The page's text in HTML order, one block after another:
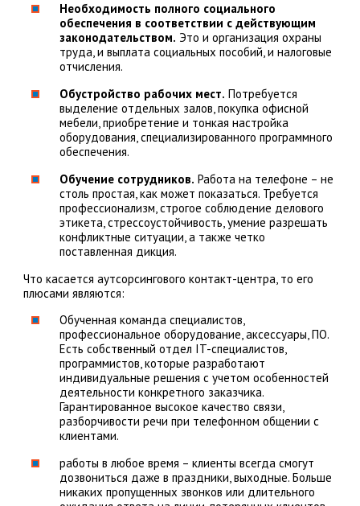
Необходимость полного социального
обеспечения в соответствии с действующим
законодательством. Это и организация охраны
труда, и выплата социальных пособий, и налоговые
отчисления.
Обустройство рабочих мест. Потребуется
выделение отдельных залов, покупка офисной
мебели, приобретение и тонкая настройка
оборудования, специализированного программного
обеспечения.
Обучение сотрудников. Работа на телефоне – не
столь простая, как может показаться. Требуется
профессионализм, строгое соблюдение делового
этикета, стрессоустойчивость, умение разрешать
конфликтные ситуации, а также четко
поставленная дикция.
Что касается аутсорсингового контакт-центра, то его
плюсами являются:
Обученная команда специалистов,
профессиональное оборудование, аксессуары, ПО.
Есть собственный отдел IT-специалистов,
программистов, которые разработают
индивидуальные решения с учетом особенностей
деятельности конкретного заказчика.
Гарантированное высокое качество связи,
разборчивости речи при телефонном общении с
клиентами.
работы в любое время – клиенты всегда смогут
дозвониться даже в праздники, выходные. Больше
никаких пропущенных звонков или длительного